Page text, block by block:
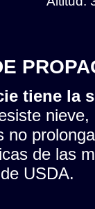
tiene la
no
de las
USDA.